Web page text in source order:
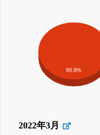
99.8%
2022年3月